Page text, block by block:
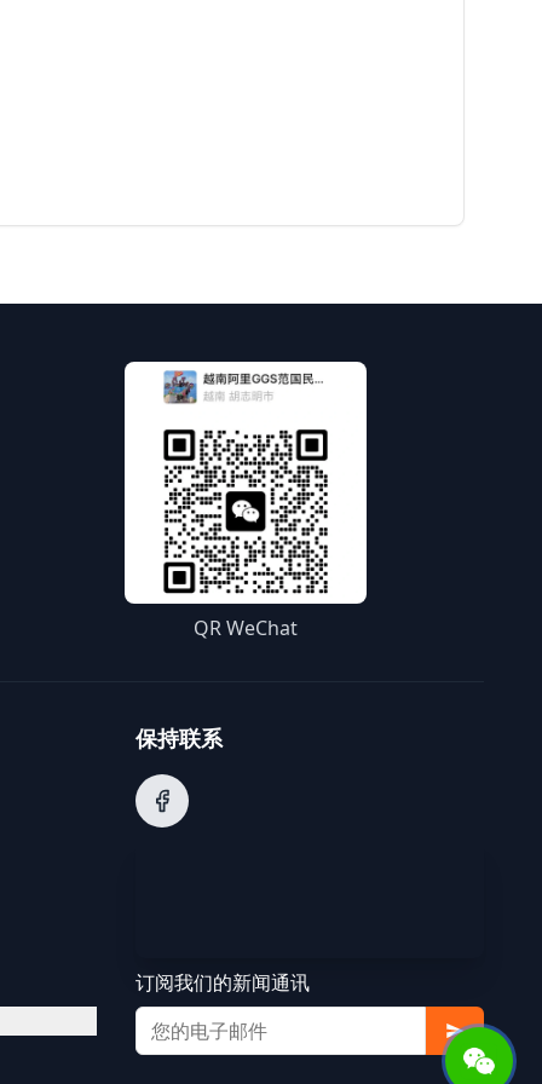
QR WeChat
保持联系
订阅我们的新闻通讯